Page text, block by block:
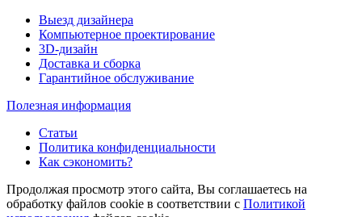
Выезд дизайнера
Компьютерное проектирование
3D-дизайн
Доставка и сборка
Гарантийное обслуживание
Полезная информация
Статьи
Политика конфиденциальности
Как сэкономить?
Продолжая просмотр этого сайта, Вы соглашаетесь на
обработку файлов cookie в соответствии с Политикой